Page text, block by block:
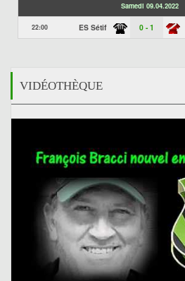
Samedi 09.04.2022
22:00 ES Sétif 0 - 1
VIDÉOTHÈQUE